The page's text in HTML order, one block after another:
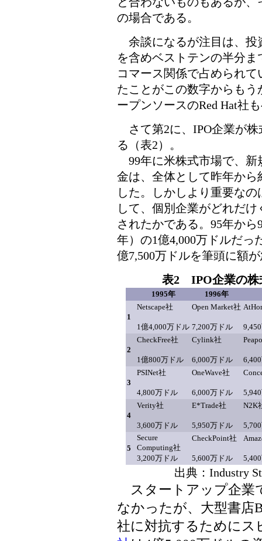
の場合である。
余談になるが注目は、投
を含めベストテンの半分ま
コマース関係で占められ
たことがこの数字からも
ープンソースのRed Hat社
さて第2に、IPO企業が株
る（表2）。
99年に米株式市場で、新
金は、全体として昨年から
した。しかしより重要な
して、個別企業がどれだ
されたかである。95年から
年）の1億4,000万ドルだっ
億7,500万ドルを筆頭に額
表2 IPO企業の株
1995年 1996年
1
Netscape社
1億4,000万ドル
Open Market社
7,200万ドル
2
CheckFree社
1億800万ドル
Cylink社
6,000万ドル
3
PSINet社
4,800万ドル
OneWave社
6,000万ドル
4
Verity社
3,600万ドル
E*Trade社
5,950万ドル
N2K
5
Secure
Computing社
3,200万ドル
CheckPoint社
5,600万ドル
出典：Industry
スタートアップ企業
なかったが、大型書店
社に対抗するためにス